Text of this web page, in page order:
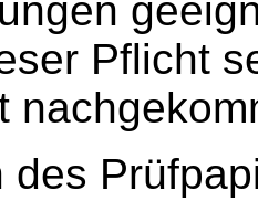
Pflicht
des